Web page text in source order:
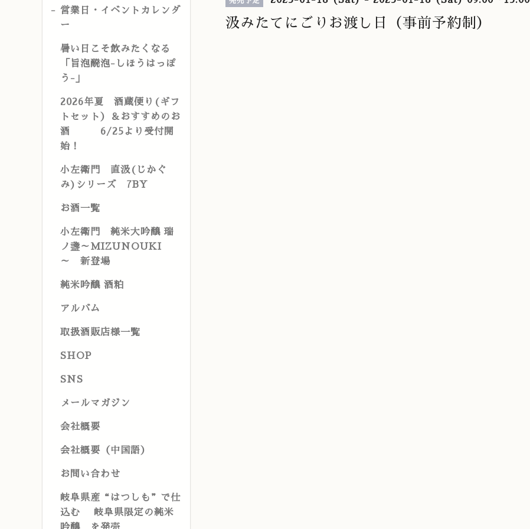
営業日・イベントカレンダ
ー
暑い日こそ飲みたくなる
「旨泡醗泡-しほうはっぽ
う-」
2026年夏 酒蔵便り(ギフ
トセット）＆おすすめのお
酒 6/25より受付開
始！
小左衛門 直汲(じかぐ
み)シリーズ 7BY
お酒一覧
小左衛門 純米大吟醸 瑞
ノ盞～MIZUNOUKI
～ 新登場
純米吟醸 酒粕
アルバム
取扱酒販店様一覧
SHOP
SNS
メールマガジン
会社概要
会社概要（中国語）
お問い合わせ
岐阜県産“はつしも”で仕
込む 岐阜県限定の純米
汲みたてにごりお渡し日（事前予約制）